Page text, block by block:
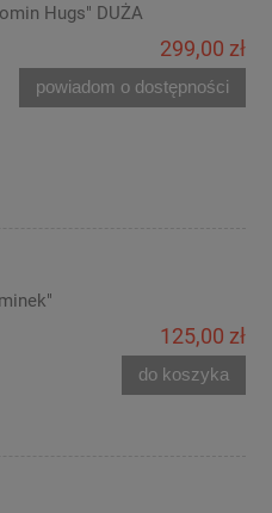
Hugs" DUŻA
299,00 zł
powiadom o dostępności
125,00 zł
do koszyka